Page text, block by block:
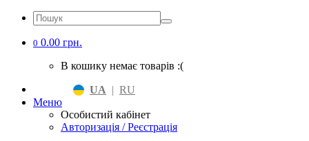
0 0.00 грн.
В кошику немає товарів :(
UA | RU
Меню
Особистий кабінет
Авторизація / Реєстрація